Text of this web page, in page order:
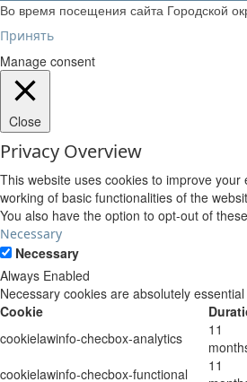
Во время посещения сайта Городской
Принять
Manage consent
Close
Privacy Overview
This website uses cookies to improve
working of basic functionalities of the
You also have the option to opt-out of
Necessary
Necessary
Always Enabled
Necessary cookies are absolutely
Cookie
cookielawinfo-checbox-analytics
11
cookielawinfo-checbox-functional
11